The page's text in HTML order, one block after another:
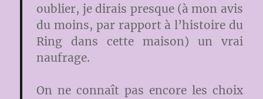
oublier, je dirais presque (à mon avis
du moins, par rapport à l’histoire du
Ring dans cette maison) un vrai
naufrage.
On ne connaît pas encore les choix